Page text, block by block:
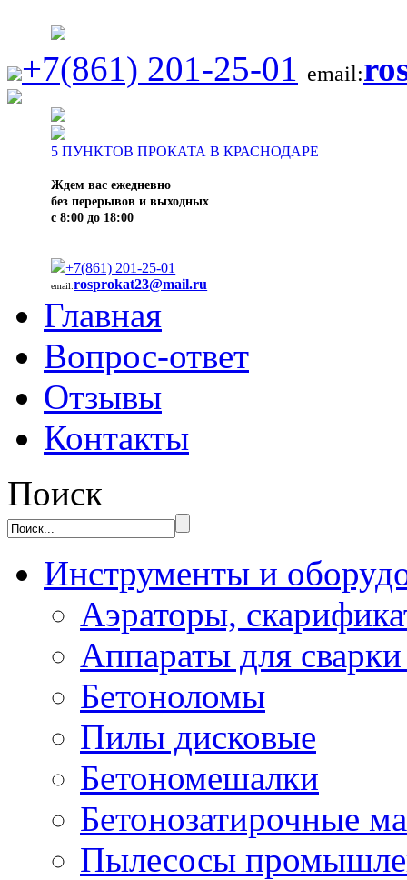
+7(861) 201-25-01 email:
5 ПУНКТОВ ПРОКАТА В КРАСНОДАРЕ
Ждем вас ежедневно
без перерывов и выходных
с 8:00 до 18:00
+7(861) 201-25-01
email:rosprokat23@mail.ru
Главная
Вопрос-ответ
Отзывы
Контакты
Поиск
Инструменты и
Аэраторы,
Аппараты для
Бетоноломы
Пилы дисковые
Бетономешалки
Бетонозатирочные
Пылесосы